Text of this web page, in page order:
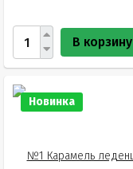
В корзину
Новинка